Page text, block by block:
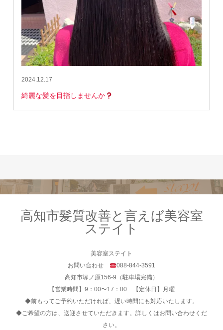
2024.12.17
綺麗な髪を目指しませんか
高知市髪質改善と言えば美容室
ステイト
美容室ステイト
お問い合わせ
088-844-3591
高知市塚ノ原156-9（駐車場完備）
【営業時間】9：00〜17：00 【定休日】月曜
◆前もってご予約いただければ、遅い時間にも対応いたします。
◆ご希望の方は、送迎させていただきます。詳しくはお問い合わせくだ
さい。